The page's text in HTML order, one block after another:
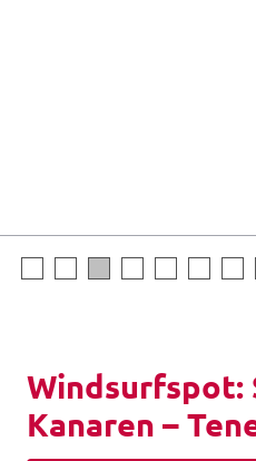
Windsurfspot:
Kanaren –